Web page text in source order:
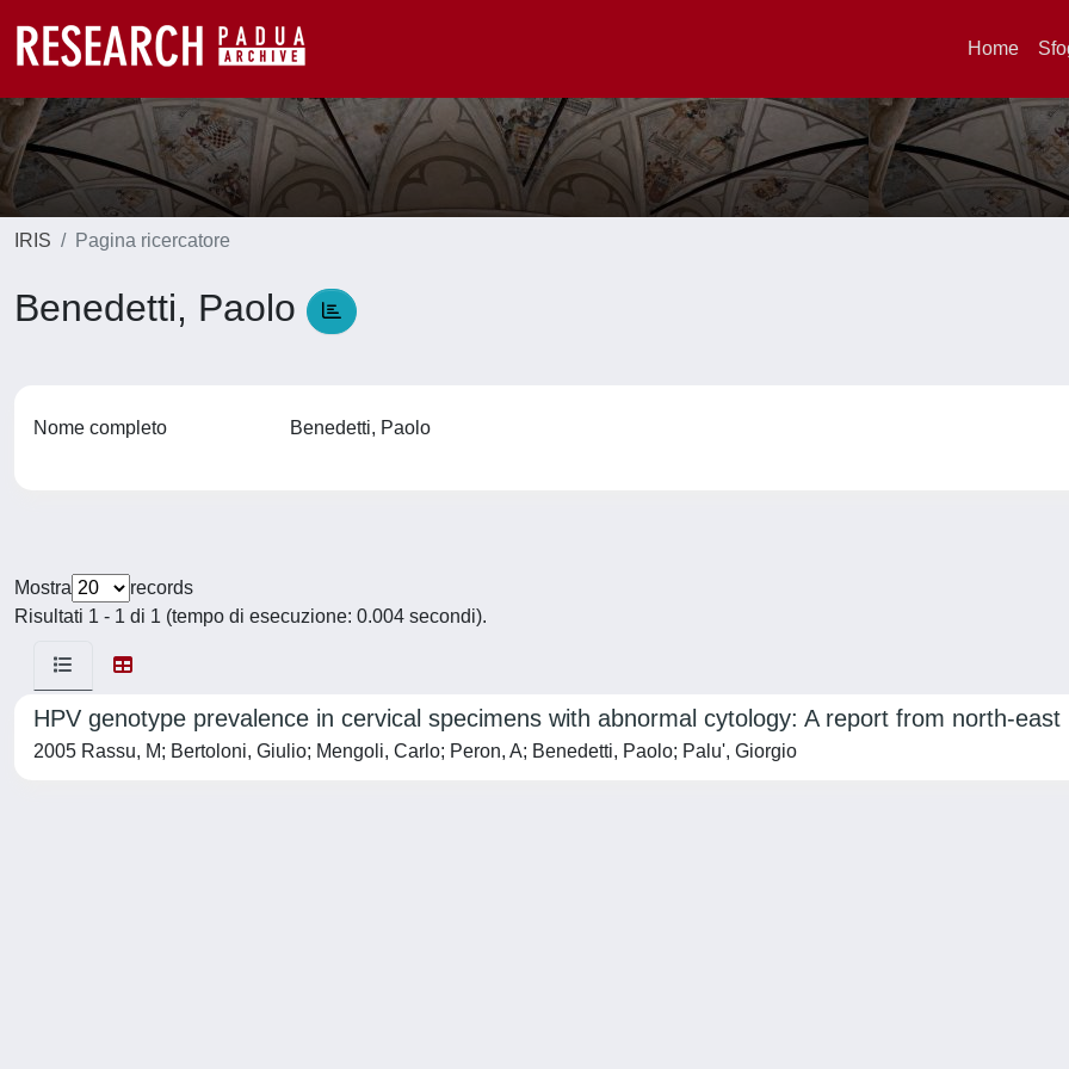
Home
IRIS Pagina ricercatore
Benedetti, Paolo
Nome completo Benedetti, Paolo
Mostra
records
Risultati 1 - 1 di 1 (tempo di esecuzione: 0.004 secondi).
HPV genotype prevalence in cervical specimens with abnormal cytology: A report from north-east
2005 Rassu, M; Bertoloni, Giulio; Mengoli, Carlo; Peron, A; Benedetti, Paolo; Palu', Giorgio